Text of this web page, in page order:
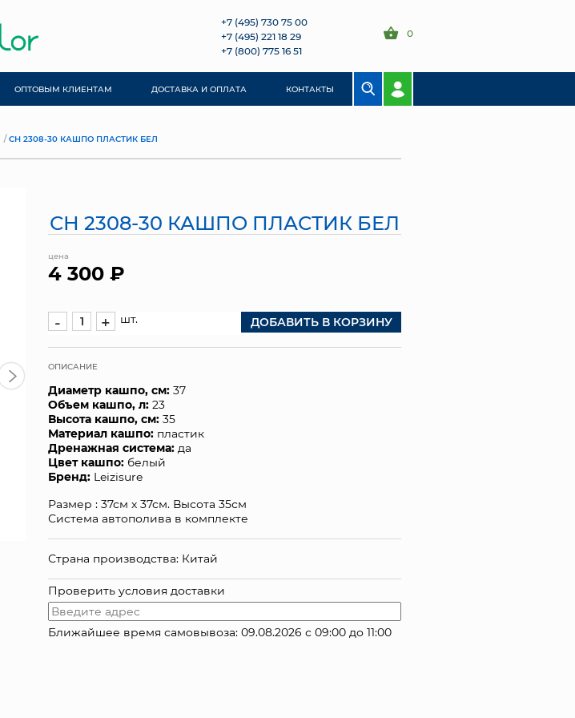
+7 (495) 730 75 00
+7 (495) 221 18 29
+7 (800) 775 16 51
0
ОПТОВЫМ КЛИЕНТАМ ДОСТАВКА И ОПЛАТА КОНТАКТЫ
СН 2308-30 КАШПО ПЛАСТИК БЕЛ
СН 2308-30 КАШПО ПЛАСТИК БЕЛ
цена
4 300 ₽
- + шт. ДОБАВИТЬ В КОРЗИНУ
ОПИСАНИЕ
Диаметр кашпо, см: 37
Объем кашпо, л: 23
Высота кашпо, см: 35
Материал кашпо: пластик
Дренажная система: да
Цвет кашпо: белый
Бренд: Leizisure
Размер : 37см х 37см. Высота 35см
Система автополива в комплекте
Страна производства: Китай
Проверить условия доставки
Ближайшее время самовывоза: 09.08.2026 с 09:00 до 11:00